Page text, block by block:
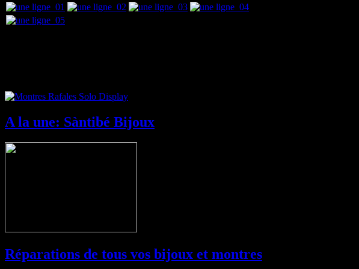
A la une: Sàntibé Bijoux
Réparations de tous vos bijoux et montres